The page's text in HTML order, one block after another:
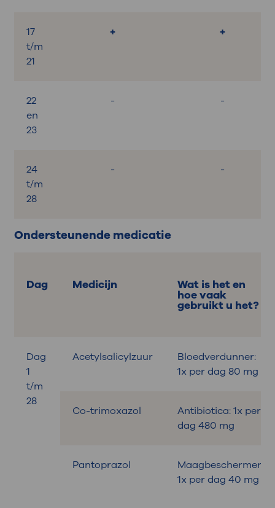
17
t/m
21
+ +
22
en
23
- -
24
t/m
28
- -
Ondersteunende medicatie
Dag Medicijn Wat is het en
hoe vaak
gebruikt u het?
Dag
1
t/m
28
Acetylsalicylzuur
Bloedverdunner:
1x per dag 80 mg
Co-trimoxazol
Antibiotica: 1x per
dag 480 mg
Pantoprazol
Maagbeschermer:
1x per dag 40 mg